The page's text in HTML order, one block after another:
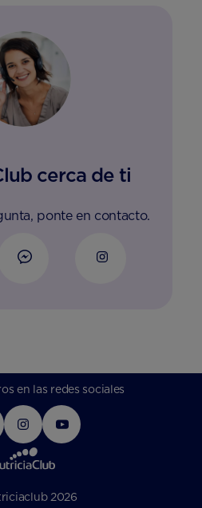
cerca de ti
ponte en contacto.
en las redes sociales
2026